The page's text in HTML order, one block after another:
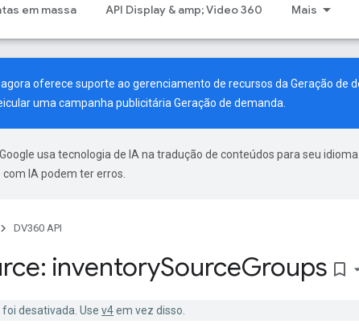
em massa API Display & amp; Video 360 Mais
agora oferece suporte ao gerenciamento de recursos da Geração de
uma campanha publicitária Geração de demanda.
usa tecnologia de IA na tradução de conteúdos para seu
IA podem ter erros.
DV360 API
inventorySourceGroups bookmark_border
foi desativada. Use v4em vez disso.